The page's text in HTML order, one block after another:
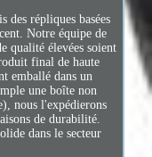
des répliques basées
Notre équipe de
qualité élevées soient
final de haute
emballé dans un
une boîte non
nous l'expédierons
de durabilité.
dans le secteur